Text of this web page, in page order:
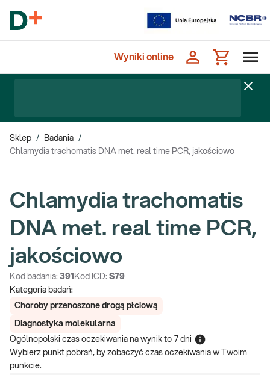
Wyniki online
Sklep / Badania /
Chlamydia trachomatis DNA met. real time PCR, jakościowo
Chlamydia trachomatis
DNA met. real time PCR,
jakościowo
Kod badania: 391 Kod ICD: S79
Kategoria badań:
Choroby przenoszone drogą płciową
Diagnostyka molekularna
Ogólnopolski czas oczekiwania na wynik to 7 dni
Wybierz punkt pobrań, by zobaczyć czas oczekiwania w Twoim
punkcie.